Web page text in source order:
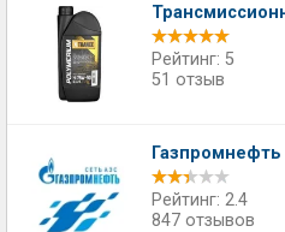
Рейтинг: 5
51 отзыв
Газпромнефть
Рейтинг: 2.4
847 отзывов